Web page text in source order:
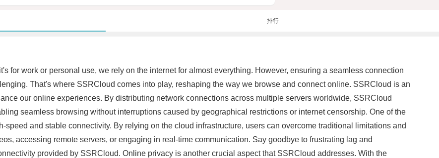
排行
for work or personal use, we rely on the internet for almost everything. However, ensuring a seamless connection
That's where SSRCloud comes into play, reshaping the way we browse and connect online. SSRCloud is an
our online experiences. By distributing network connections across multiple servers worldwide, SSRCloud
seamless browsing without interruptions caused by geographical restrictions or internet censorship. One of the
and stable connectivity. By relying on the cloud infrastructure, users can overcome traditional limitations and
accessing remote servers, or engaging in real-time communication. Say goodbye to frustrating lag and
provided by SSRCloud. Online privacy is another crucial aspect that SSRCloud addresses. With the